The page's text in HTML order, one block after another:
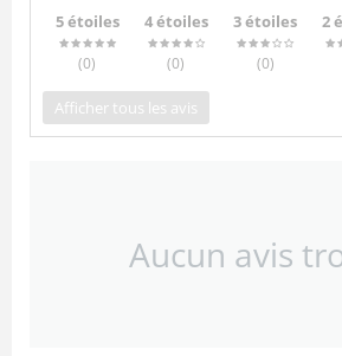
5 étoiles
(0)
4 étoiles
(0)
3 étoiles
(0)
2
Afficher tous les avis
Aucun avis